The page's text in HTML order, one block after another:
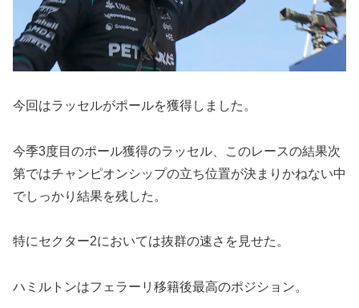
今回はラッセルがポールを獲得しました。
今季3度目のポール獲得のラッセル、このレースの結果次
第ではチャンピオンシップの立ち位置が決まりかねない中
でしっかり結果を残した。
特にセクター2においては抜群の速さを見せた。
ハミルトンはフェラーリ移籍後最高のポジション。